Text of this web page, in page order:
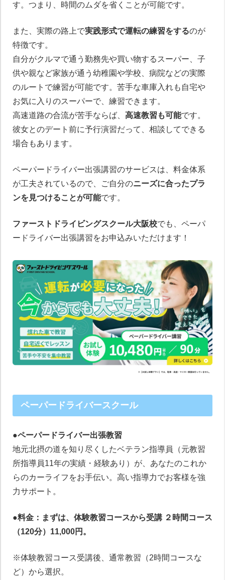
す。つまり、時間のムダを省くことが可能です。
また、実際の路上で実践形式で運転の練習をするのが
特徴です。
自分がクルマで通う勤務先や買い物するスーパー、子
供や親など家族が通う幼稚園や学校、病院などの実際
のルートで練習が可能です。苦手な車庫入れも自宅や
お気に入りのスーパーで、練習できます。
高速道路の合流が苦手ならば、 高速教習も可能です。
彼女とのデート前に予行演習だって、相談してできる
場合もあります。
ペーパードライバー出張講習のサービスは、料金体系
が工夫されているので、ご自分のニーズに合ったプラ
ンを見つけることが可能です。
ファーストドライビングスクール大阪校でも、ペーパ
ードライバー出張講習をお申込みいただけます！
ペーパードライバースクール
●ペーパードライバー出張教習
地元北摂の道を知り尽くしたベテラン指導員（元教習
所指導員11年の実績・経験あり）が、あなたのこれか
らのカーライフをお手伝い。高い指導力でお客様を強
力サポート。
●料金：まずは、体験教習コースから受講 ２時間コース
（120分）11,000円。
※体験教習コース受講後、通常教習（2時間コースな
ど）から選択。